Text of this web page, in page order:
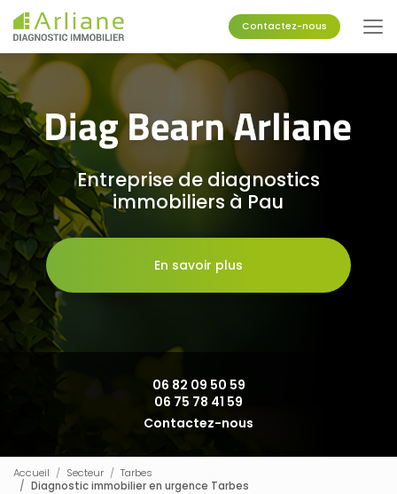
Aller
au
contenu
principal
Contactez-nous
Entreprise de diagnostics
immobiliers à Pau
En savoir plus
06 82 09 50 59
06 75 78 41 59
Contactez-nous
Accueil Secteur
Tarbes
Diagnostic immobilier en urgence Tarbes